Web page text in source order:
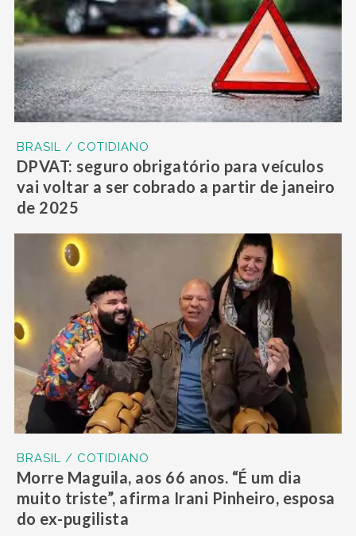
BRASIL / COTIDIANO
DPVAT: seguro obrigatório para veículos
vai voltar a ser cobrado a partir de janeiro
de 2025
BRASIL / COTIDIANO
Morre Maguila, aos 66 anos. “É um dia
muito triste”, afirma Irani Pinheiro, esposa
do ex-pugilista